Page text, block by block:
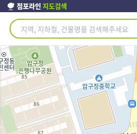
점포라인 지도검색